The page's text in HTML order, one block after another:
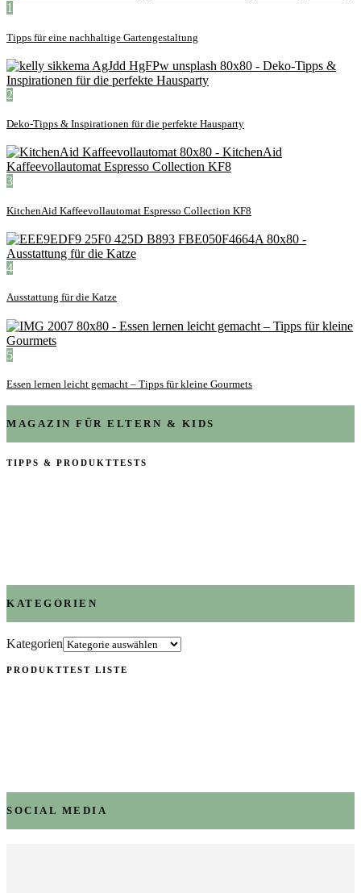
1
Tipps für eine nachhaltige Gartengestaltung
2
Deko-Tipps & Inspirationen für die perfekte Hausparty
3
KitchenAid Kaffeevollautomat Espresso Collection KF8
4
Ausstattung für die Katze
5
Essen lernen leicht gemacht – Tipps für kleine Gourmets
MAGAZIN FÜR ELTERN & KIDS
TIPPS & PRODUKTTESTS
KATEGORIEN
Kategorien
PRODUKTTEST LISTE
SOCIAL MEDIA